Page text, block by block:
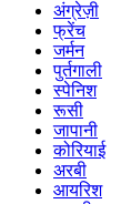
अंग्रेज़ी
फ्रेंच
जर्मन
पुर्तगाली
स्पेनिश
रूसी
जापानी
कोरियाई
अरबी
आयरिश